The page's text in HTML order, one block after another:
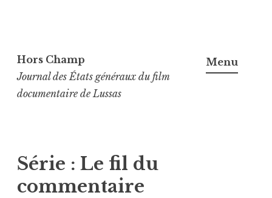
au
contenu
principal
Hors Champ
Journal des États généraux du film
documentaire de Lussas
Menu
Série : Le fil du
commentaire